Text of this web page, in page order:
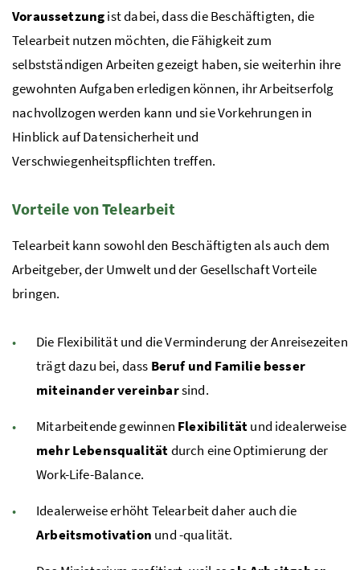
Voraussetzungist dabei, dass die Beschäftigten, die
Telearbeit nutzen möchten, die Fähigkeit zum
selbstständigen Arbeiten gezeigt haben, sie weiterhin ihre
gewohnten Aufgaben erledigen können, ihr Arbeitserfolg
nachvollzogen werden kann und sie Vorkehrungen in
Hinblick auf Datensicherheit und
Verschwiegenheitspflichten treffen.
Vorteile von Telearbeit
Telearbeit kann sowohl den Beschäftigten als auch dem
Arbeitgeber, der Umwelt und der Gesellschaft Vorteile
bringen.
Die Flexibilität und die Verminderung der Anreisezeiten
trägt dazu bei, dass Beruf und Familie besser
miteinander vereinbarsind.
Mitarbeitende gewinnen Flexibilitätund idealerweise
mehr Lebensqualitätdurch eine Optimierung der
Work-Life-Balance.
Idealerweise erhöht Telearbeit daher auch die
Arbeitsmotivation und -qualität.